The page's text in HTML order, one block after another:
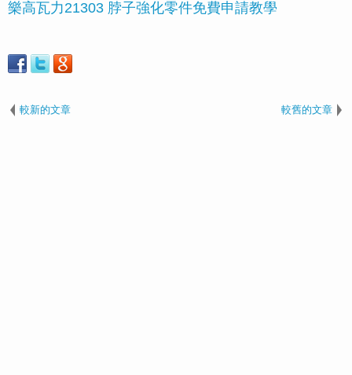
樂高瓦力21303 脖子強化零件免費申請教學
較新的文章 較舊的文章